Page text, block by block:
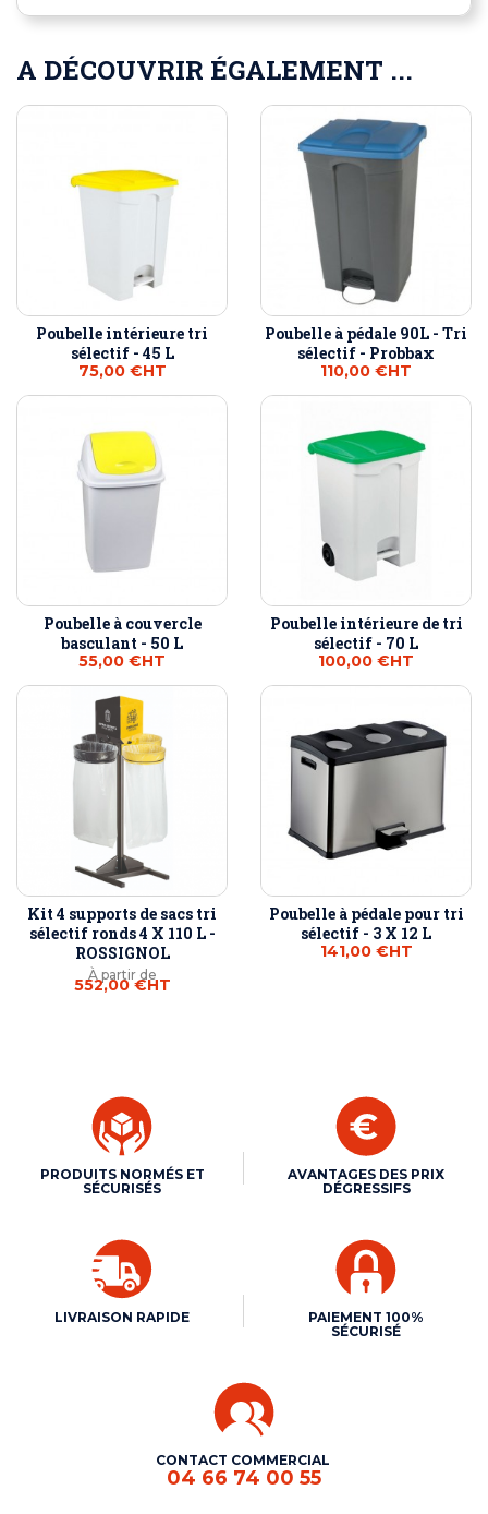
A DÉCOUVRIR ÉGALEMENT ...
Poubelle intérieure tri
sélectif - 45 L
75,00 €HT
Poubelle à pédale 90L - Tri
sélectif - Probbax
110,00 €HT
Poubelle à couvercle
basculant - 50 L
55,00 €HT
Poubelle intérieure de tri
sélectif - 70 L
100,00 €HT
Kit 4 supports de sacs tri
sélectif ronds 4 X 110 L -
ROSSIGNOL
À partir de
552,00 €HT
Poubelle à pédale pour tri
sélectif - 3 X 12 L
141,00 €HT
PRODUITS NORMÉS ET
SÉCURISÉS
AVANTAGES DES PRIX
DÉGRESSIFS
LIVRAISON RAPIDE
PAIEMENT 100%
SÉCURISÉ
CONTACT COMMERCIAL
04 66 74 00 55